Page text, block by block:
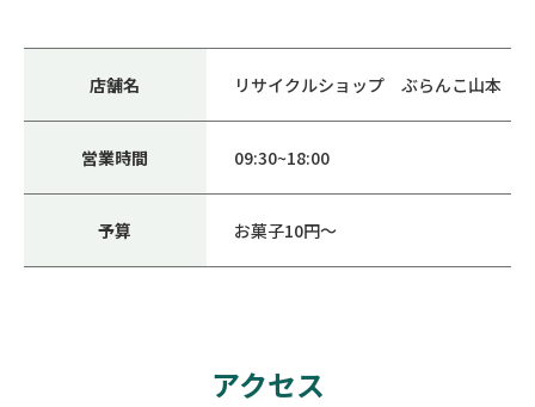
店舗名 リサイクルショップ ぶらんこ山本
営業時間 09:30~18:00
予算 お菓子10円～
アクセス